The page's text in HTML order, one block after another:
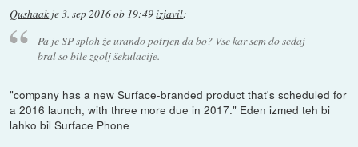
Qushaak je3. sep 2016 ob 19:49izjavil:
Pa je SP sploh že urando potrjen da bo? Vse kar sem do sedaj
bral so bile zgolj šekulacije.
"company has a new Surface-branded product that's scheduled for
a 2016 launch, with three more due in 2017." Eden izmed teh bi
lahko bil Surface Phone